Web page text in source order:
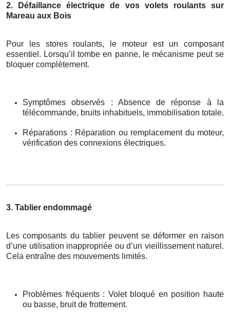
2. Défaillance électrique de vos volets roulants sur
Mareau aux Bois
Pour les stores roulants, le moteur est un composant
essentiel. Lorsqu’il tombe en panne, le mécanisme peut se
bloquer complètement.
Symptômes observés : Absence de réponse à la
télécommande, bruits inhabituels, immobilisation totale.
Réparations : Réparation ou remplacement du moteur,
vérification des connexions électriques.
3. Tablier endommagé
Les composants du tablier peuvent se déformer en raison
d’une utilisation inappropriée ou d’un vieillissement naturel.
Cela entraîne des mouvements limités.
Problèmes fréquents : Volet bloqué en position haute
ou basse, bruit de frottement.